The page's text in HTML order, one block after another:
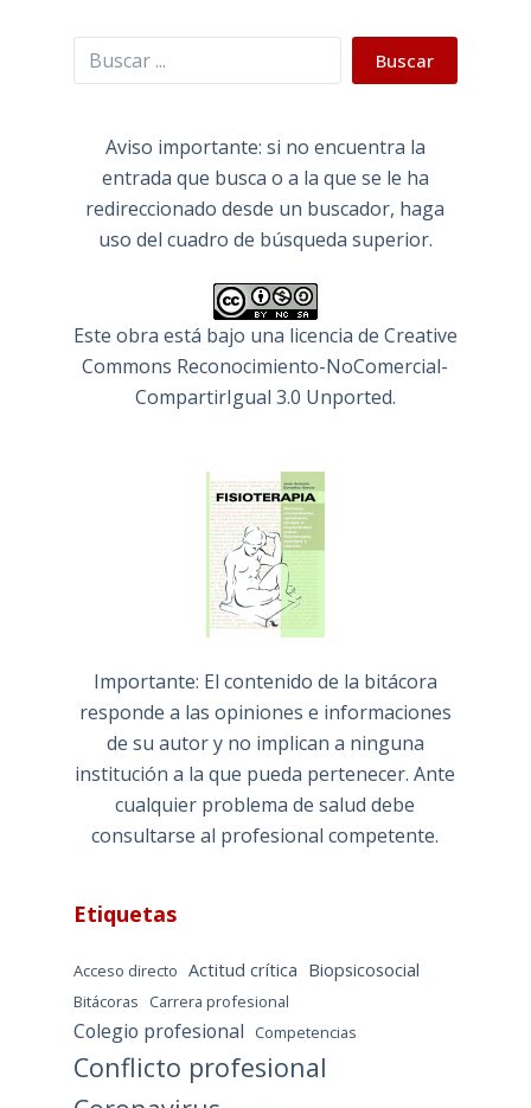
Buscar Buscar
Aviso importante: si no encuentra la
entrada que busca o a la que se le ha
redireccionado desde un buscador, haga
uso del cuadro de búsqueda superior.
Este obra está bajo una licencia de Creative
Commons Reconocimiento-NoComercial-
CompartirIgual 3.0 Unported.
Importante: El contenido de la bitácora
responde a las opiniones e informaciones
de su autor y no implican a ninguna
institución a la que pueda pertenecer. Ante
cualquier problema de salud debe
consultarse al profesional competente.
Etiquetas
Acceso directo Actitud crítica Biopsicosocial
Bitácoras Carrera profesional
Colegio profesional Competencias
Conflicto profesional